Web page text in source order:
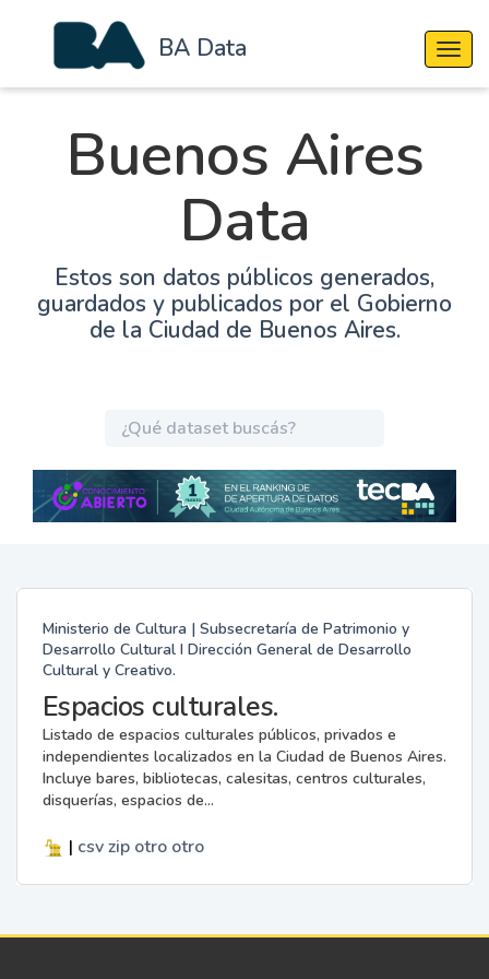
BA Data
Buenos Aires
Data
Estos son datos públicos generados,
guardados y publicados por el Gobierno
de la Ciudad de Buenos Aires.
Ministerio de Cultura | Subsecretaría de Patrimonio y
Desarrollo Cultural I Dirección General de Desarrollo
Cultural y Creativo.
Espacios culturales.
Listado de espacios culturales públicos, privados e
independientes localizados en la Ciudad de Buenos Aires.
Incluye bares, bibliotecas, calesitas, centros culturales,
disquerías, espacios de...
| csv zip otro otro